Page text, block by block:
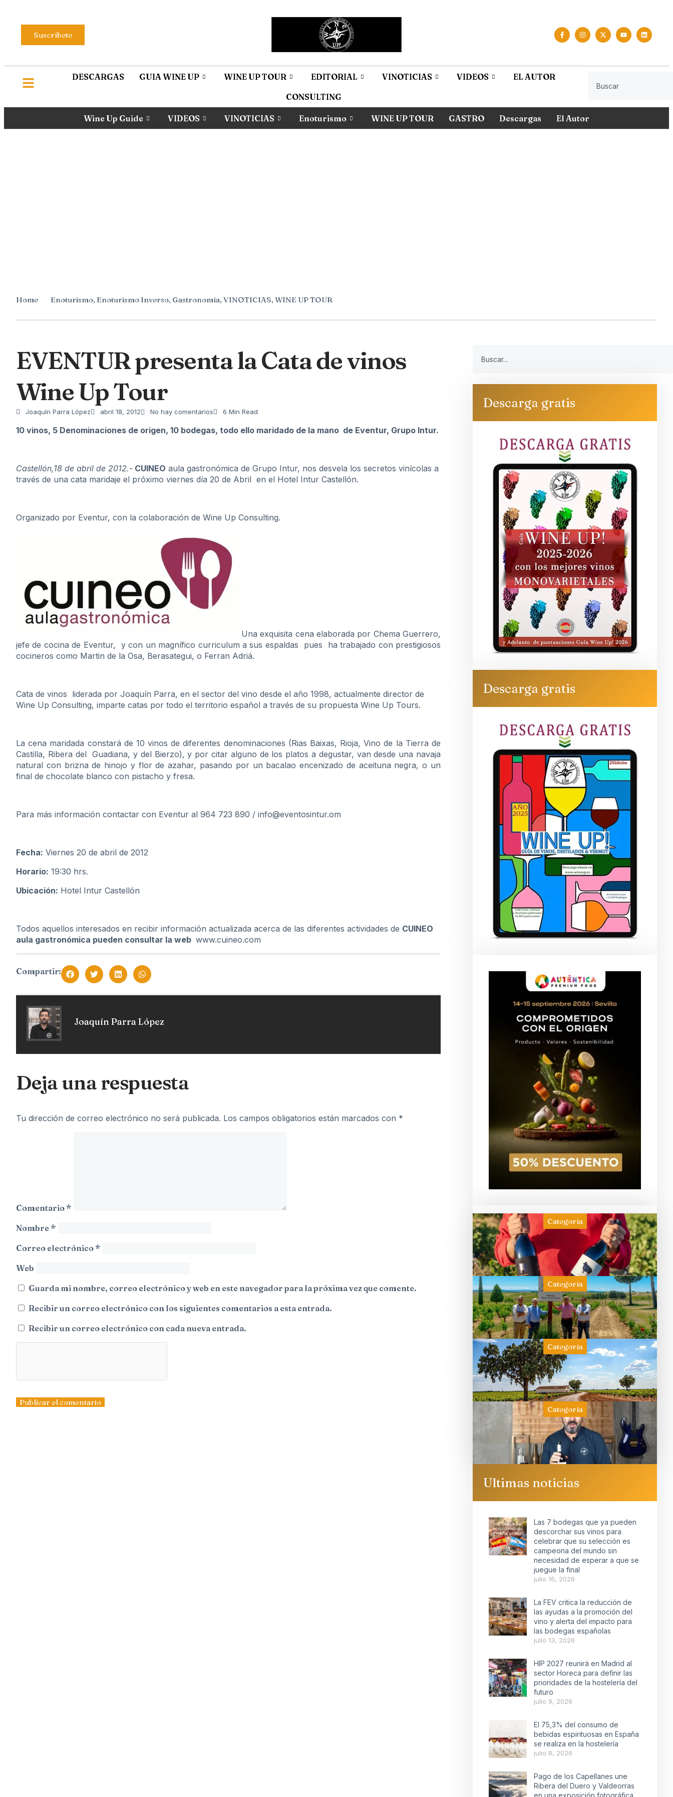
Suscríbete
DESCARGAS GUIA WINE UP WINE UP TOUR EDITORIAL VINOTICIAS VIDEOS
EL AUTOR
CONSULTING
Wine Up Guide VIDEOS VINOTICIAS Enoturismo WINE UP TOUR GASTRO Descargas El Autor
Home Enoturismo, Enoturismo Inverso, Gastronomía, VINOTICIAS, WINE UP TOUR
EVENTUR presenta la Cata de vinos
Wine Up Tour
Joaquín Parra López abril 18, 2012 No hay comentarios 6 Min Read
10 vinos, 5 Denominaciones de origen, 10 bodegas, todo ello maridado de la mano de Eventur, Grupo Intur.
Castellón,18 de abril de 2012.- CUINEO aula gastronómica de Grupo Intur, nos desvela los secretos vinícolas a
través de una cata maridaje el próximo viernes día 20 de Abril en el Hotel Intur Castellón.
Organizado por Eventur, con la colaboración de Wine Up Consulting.
Una exquisita cena elaborada por Chema Guerrero,
jefe de cocina de Eventur, y con un magnífico curriculum a sus espaldas pues ha trabajado con prestigiosos
cocineros como Martin de la Osa, Berasategui, o Ferran Adriá.
Cata de vinos liderada por Joaquín Parra, en el sector del vino desde el año 1998, actualmente director de
Wine Up Consulting, imparte catas por todo el territorio español a través de su propuesta Wine Up Tours.
La cena maridada constará de 10 vinos de diferentes denominaciones (Rias Baixas, Rioja, Vino de la Tierra de
Castilla, Ribera del Guadiana, y del Bierzo), y por citar alguno de los platos a degustar, van desde una navaja
natural con brizna de hinojo y flor de azahar, pasando por un bacalao encenizado de aceituna negra, o un
final de chocolate blanco con pistacho y fresa.
Para más información contactar con Eventur al 964 723 890 / info@eventosintur.om
Fecha: Viernes 20 de abril de 2012
Horario: 19:30 hrs.
Ubicación: Hotel Intur Castellón
Todos aquellos interesados en recibir información actualizada acerca de las diferentes actividades de CUINEO
aula gastronómica pueden consultar la web www.cuineo.com
Compartir:
Joaquín Parra López
Deja una respuesta
Tu dirección de correo electrónico no será publicada. Los campos obligatorios están marcados con *
Comentario *
Nombre *
Correo electrónico *
Web
Guarda mi nombre, correo electrónico y web en este navegador para la próxima vez que comente.
Recibir un correo electrónico con los siguientes comentarios a esta entrada.
Recibir un correo electrónico con cada nueva entrada.
Descarga gratis
Descarga gratis
Categoría
Categoría
Categoría
Categoría
Ultimas noticias
Las 7 bodegas que ya pueden
descorchar sus vinos para
celebrar que su selección es
campeona del mundo sin
necesidad de esperar a que se
juegue la final
julio 16, 2026
La FEV critica la reducción de
las ayudas a la promoción del
vino y alerta del impacto para
las bodegas españolas
julio 13, 2026
HIP 2027 reunirá en Madrid al
sector Horeca para definir las
prioridades de la hostelería del
futuro
julio 9, 2026
El 75,3% del consumo de
bebidas espirituosas en España
se realiza en la hostelería
julio 8, 2026
Pago de los Capellanes une
Ribera del Duero y Valdeorras
en una exposición fotográfica